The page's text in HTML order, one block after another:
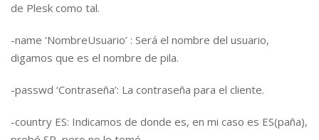
de Plesk como tal.
-name ‘NombreUsuario’ : Será el nombre del usuario,
digamos que es el nombre de pila.
-passwd ‘Contraseña’: La contraseña para el cliente.
-country ES: Indicamos de donde es, en mi caso es ES(paña),